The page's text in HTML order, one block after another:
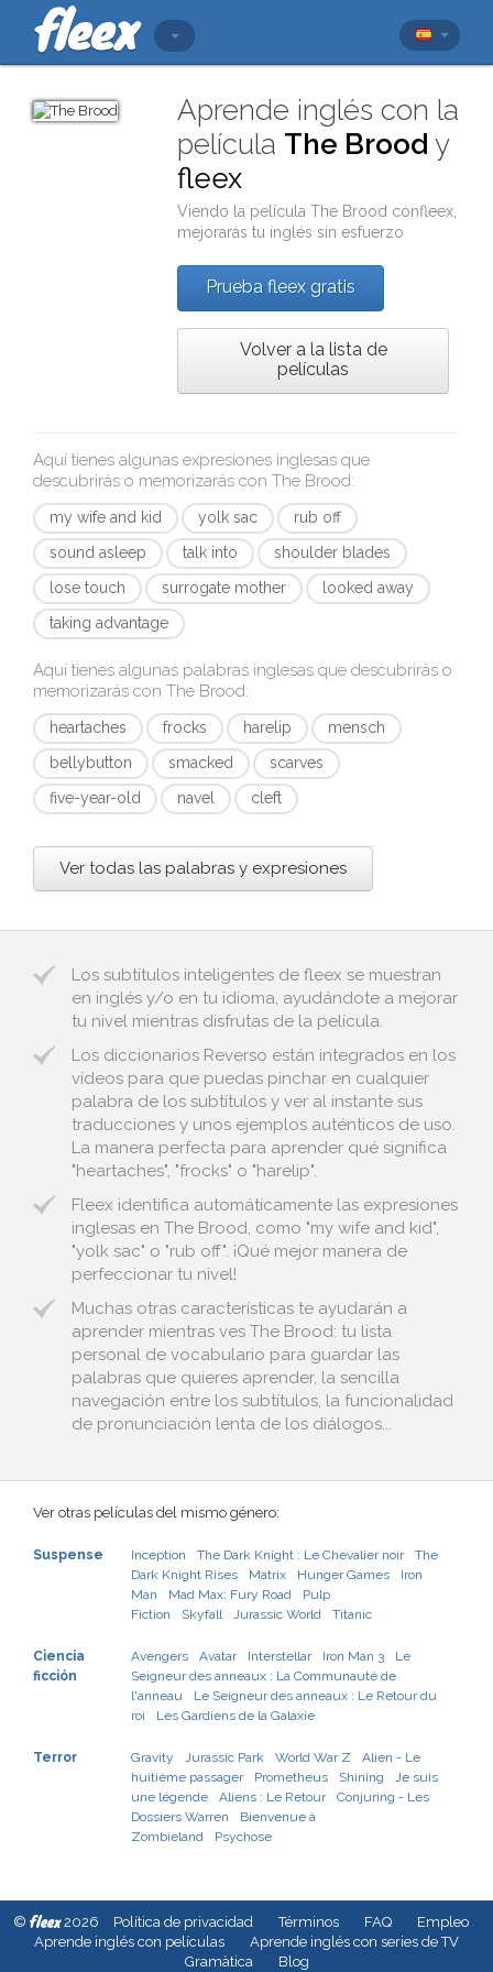
Aprende inglés con la
película The Brood y
fleex
Viendo la películaThe Brood confleex
mejorarás tu inglés sin esfuerzo
Prueba fleex gratis
Volver a la lista de
películas
Aquí tienes algunas expresiones inglesas que
descubrirás o memorizarás con The Brood:
my wife and kid yolk sac
rub off
sound asleep
talk into
shoulder blades
lose touch
surrogate mother
looked away
taking advantage
Aquí tienes algunas palabras inglesas que descubrirás o
memorizarás con The Brood:
heartaches frocks harelip
mensch
bellybutton
smacked
scarves
five-year-old
navel cleft
Ver todas las palabras y expresiones
Los subtítulos inteligentes de fleex se muestran
en inglés y/o en tu idioma, ayudándote a mejorar
tu nivel mientras disfrutas de la película.
Los diccionarios Reverso están integrados en los
vídeos para que puedas pinchar en cualquier
palabra de los subtítulos y ver al instante sus
traducciones y unos ejemplos auténticos de uso.
La manera perfecta para aprender qué significa
"heartaches", "frocks" o "harelip".
Fleex identifica automáticamente las expresiones
inglesas en The Brood, como "my wife and kid",
"yolk sac" o "rub off". ¡Qué mejor manera de
perfeccionar tu nivel!
Muchas otras características te ayudarán a
aprender mientras ves The Brood: tu lista
personal de vocabulario para guardar las
palabras que quieres aprender, la sencilla
navegación entre los subtítulos, la funcionalidad
de pronunciación lenta de los diálogos...
Ver otras películas del mismo género:
Suspense Inception The Dark Knight : Le Chevalier noir
The
Dark Knight Rises
Matrix Hunger Games
Iron
Man
Mad Max: Fury Road
Pulp
Fiction
Skyfall Jurassic World Titanic
Ciencia
ficción
Avengers Avatar Interstellar Iron Man 3
Le
Seigneur des anneaux : La Communauté de
l'anneau
Le Seigneur des anneaux : Le Retour du
roi
Les Gardiens de la Galaxie
Terror Gravity Jurassic Park World War Z
Alien - Le
huitième passager
Prometheus Shining
Je suis
une légende
Aliens : Le Retour
Conjuring - Les
Dossiers Warren
Bienvenue à
Zombieland
Psychose
© fleex2026 Política de privacidad Términos FAQ
Empleo
Aprende inglés con películas
Aprende inglés con series de TV
Gramàtica
Blog